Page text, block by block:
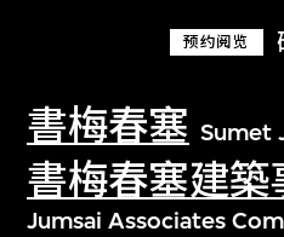
预约阅览
書梅春塞 Sumet
書梅春塞建築
Jumsai Associates
文化藏品。